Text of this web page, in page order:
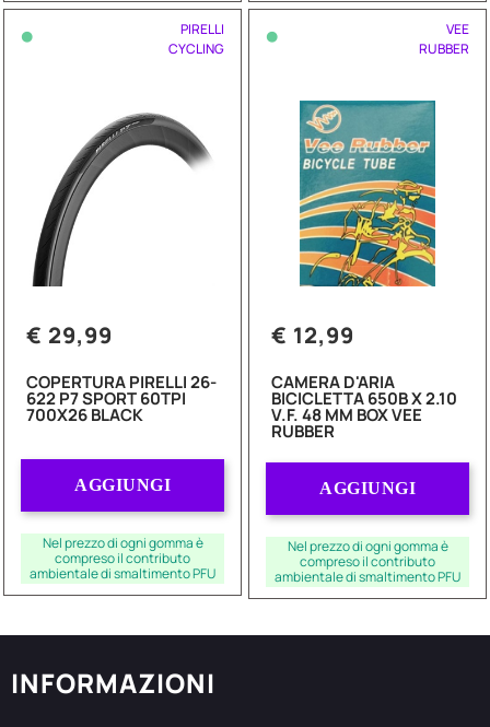
•
PIRELLI
CYCLING
€ 29,99
COPERTURA PIRELLI 26-
622 P7 SPORT 60TPI
700X26 BLACK
AGGIUNGI
Nel prezzo di ogni gomma è
compreso il contributo
ambientale di smaltimento PFU
•
VEE
RUBBER
€ 12,99
CAMERA D'ARIA
BICICLETTA 650B X 2.10
V.F. 48 MM BOX VEE
RUBBER
AGGIUNGI
Nel prezzo di ogni gomma è
compreso il contributo
ambientale di smaltimento PFU
INFORMAZIONI